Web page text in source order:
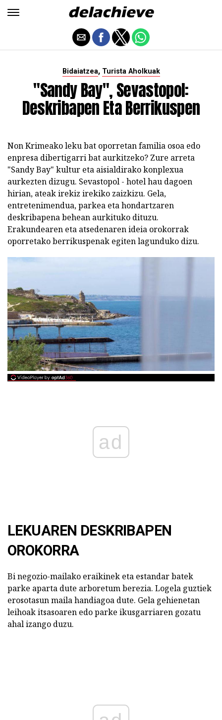
Bidaiatzea, Turista Aholkuak
"Sandy Bay", Sevastopol:
Deskribapen Eta Berrikuspen
Non Krimeako leku bat oporretan familia osoa edo
enpresa dibertigarri bat aurkitzeko? Zure arreta
"Sandy Bay" kultur eta aisialdirako konplexua
aurkezten dizugu. Sevastopol - hotel hau dagoen
hirian, ateak irekiz irekiko zaizkizu. Gela,
entretenimendua, parkea eta hondartzaren
deskribapena behean aurkituko dituzu.
Erakundearen eta atsedenaren ideia orokorrak
oporretako berrikuspenak egiten lagunduko dizu.
ad
LEKUAREN DESKRIBAPEN
OROKORRA
Bi negozio-mailako eraikinek eta estandar batek
parke aparta dute arboretum berezia. Logela guztiek
erosotasun maila handiagoa dute. Gela gehienetan
leihoak itsasoaren edo parke ikusgarriaren gozatu
ahal izango duzu.